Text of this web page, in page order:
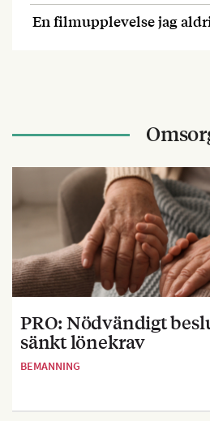
En filmupplevelse jag
PRO: Nödvändigt
sänkt lönekrav
BEMANNING